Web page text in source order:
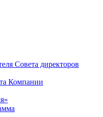
Совета директоров
Компании